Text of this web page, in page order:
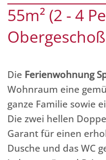
55m² (2 - 4
Obergeschoß
Die Ferienwohnung
Wohnraum eine
ganze Familie sowie
Die zwei hellen
Garant für einen
Dusche und das WC